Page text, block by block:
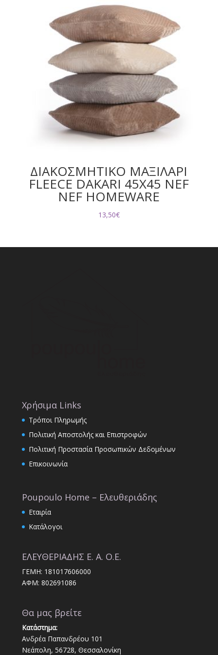
ΔΙΑΚΟΣΜΗΤΙΚΟ ΜΑΞΙΛΑΡΙ
FLEECE DAKARI 45X45 NEF
NEF HOMEWARE
13,50€
Χρήσιμα Links
Τρόποι Πληρωμής
Πολιτική Αποστολής και Επιστροφών
Πολιτική Προστασία Προσωπικών Δεδομένων
Επικοινωνία
Poupoulo Home – Ελευθεριάδης
Εταιρία
Κατάλογοι
ΕΛΕΥΘΕΡΙΑΔΗΣ Ε. Α. Ο.Ε.
ΓΕΜΗ: 181017606000
ΑΦΜ: 802691086
Θα μας βρείτε
Κατάστημα:
Ανδρέα Παπανδρέου 101
Νεάπολη, 56728, Θεσσαλονίκη